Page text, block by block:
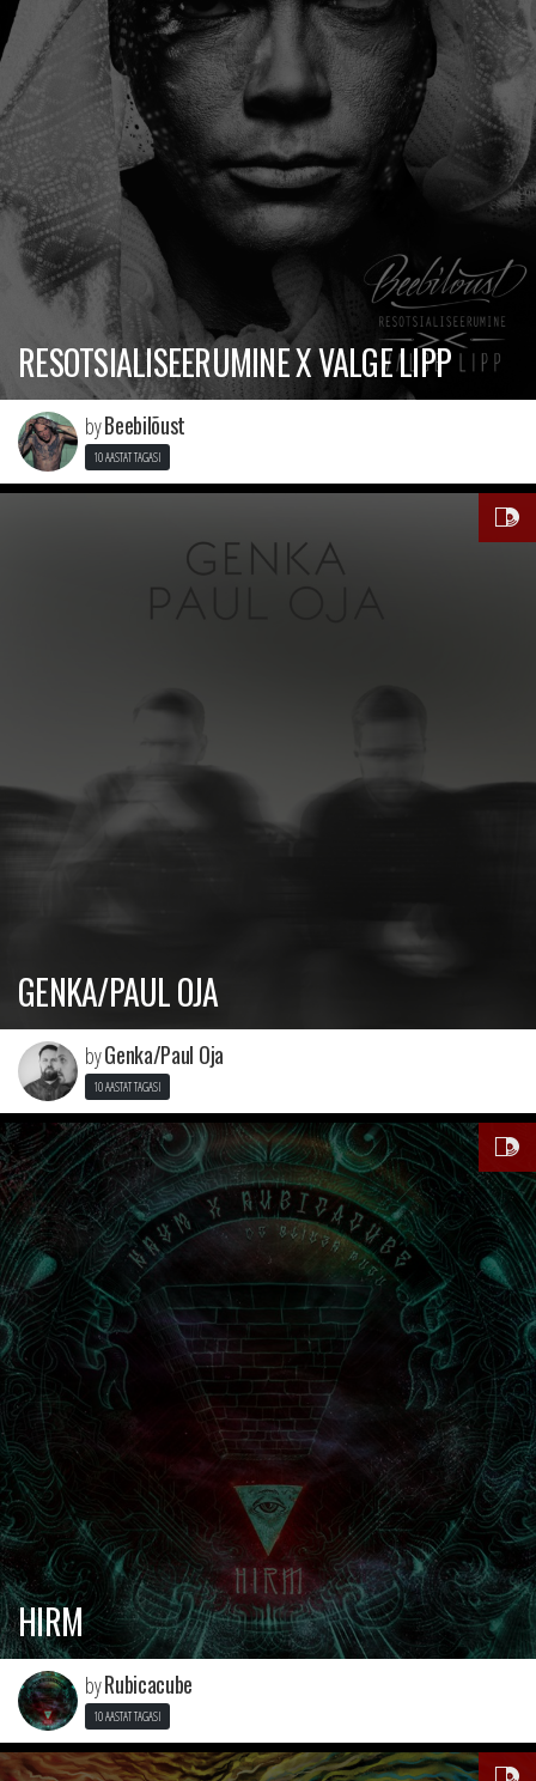
RESOTSIALISEERUMINE X VALGE LIPP
byBeebilõust
10 AASTAT TAGASI
GENKA/PAUL OJA
byGenka/Paul Oja
10 AASTAT TAGASI
HIRM
byRubicacube
10 AASTAT TAGASI